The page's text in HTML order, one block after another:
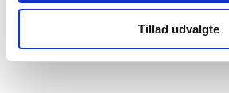
Tillad udvalgte